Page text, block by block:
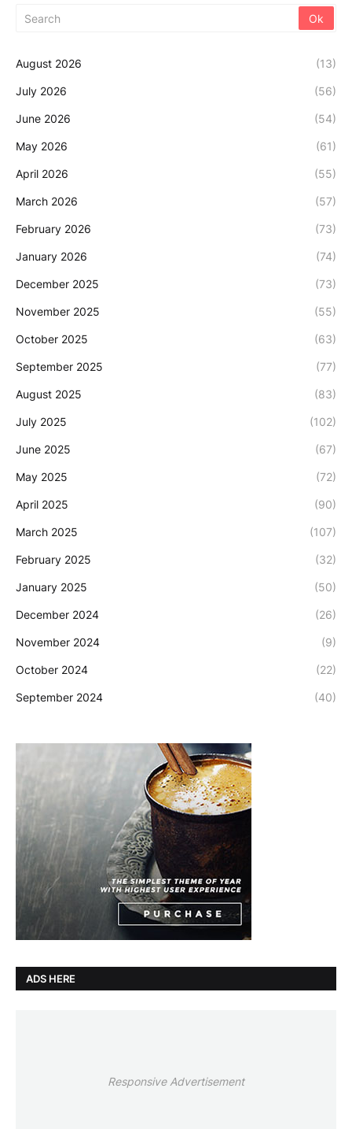
August 2026 (13)
July 2026 (56)
June 2026 (54)
May 2026 (61)
April 2026 (55)
March 2026 (57)
February 2026 (73)
January 2026 (74)
December 2025 (73)
November 2025 (55)
October 2025 (63)
September 2025 (77)
August 2025 (83)
July 2025 (102)
June 2025 (67)
May 2025 (72)
April 2025 (90)
March 2025 (107)
February 2025 (32)
January 2025 (50)
December 2024 (26)
November 2024 (9)
October 2024 (22)
September 2024 (40)
ADS HERE
Responsive Advertisement